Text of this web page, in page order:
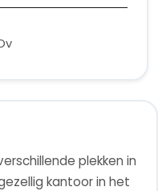
plekken in
kantoor in het